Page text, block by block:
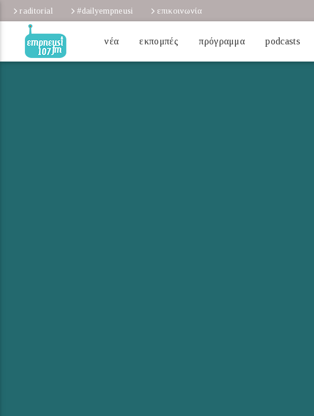
raditorial #dailyempneusi επικοινωνία
νέα εκπομπές πρόγραμμα podcasts